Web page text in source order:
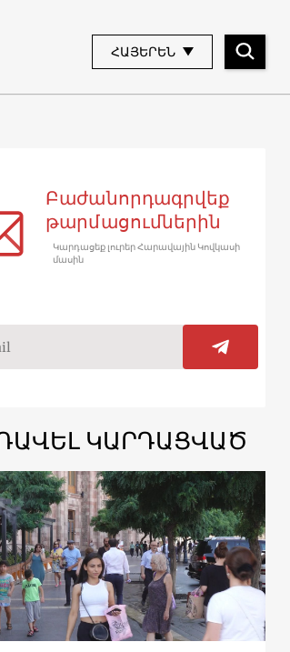
ՀԱՅԵՐԵՆ
Բաժանորդագրվեք
թարմացումներին
Կարդացեք լուրեր Հարավային Կովկասի
մասին
ԿԱՐԴԱՑՎԱԾ